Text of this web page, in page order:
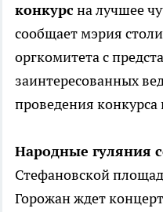
конкурс на лучшее
сообщает мэрия
оргкомитета с
заинтересованных
проведения конкурса
Народные гуляния
Стефановской
Горожан ждет